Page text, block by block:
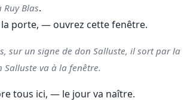
Ruy Blas.
la porte, — ouvrez cette fenêtre.
sur un signe de don Salluste, il sort par la
va à la fenêtre.
tous ici, — le jour va naître.